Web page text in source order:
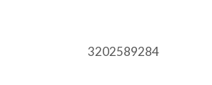
3202589284